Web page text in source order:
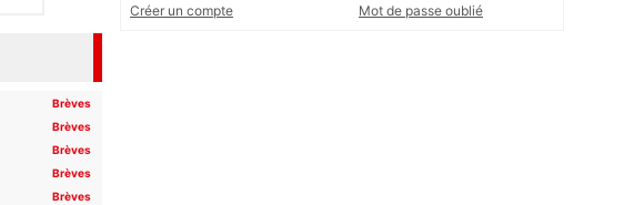
Brèves
Brèves
Brèves
Brèves
Brèves
Créer un compte
Mot de passe oublié